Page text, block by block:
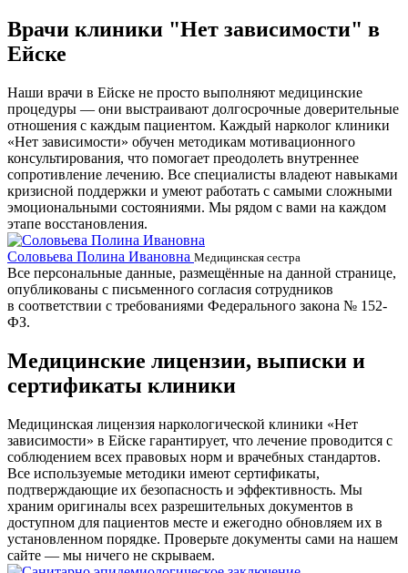
Врачи клиники "Нет зависимости" в
Ейске
Наши врачи в Ейске не просто выполняют медицинские
процедуры — они выстраивают долгосрочные доверительные
отношения с каждым пациентом. Каждый нарколог клиники
«Нет зависимости» обучен методикам мотивационного
консультирования, что помогает преодолеть внутреннее
сопротивление лечению. Все специалисты владеют навыками
кризисной поддержки и умеют работать с самыми сложными
эмоциональными состояниями. Мы рядом с вами на каждом
этапе восстановления.
Соловьева Полина Ивановна Медицинская сестра
Все персональные данные, размещённые на данной странице,
опубликованы с письменного согласия сотрудников
в соответствии с требованиями Федерального закона № 152-
ФЗ.
Медицинские лицензии, выписки и
сертификаты клиники
Медицинская лицензия наркологической клиники «Нет
зависимости» в Ейске гарантирует, что лечение проводится с
соблюдением всех правовых норм и врачебных стандартов.
Все используемые методики имеют сертификаты,
подтверждающие их безопасность и эффективность. Мы
храним оригиналы всех разрешительных документов в
доступном для пациентов месте и ежегодно обновляем их в
установленном порядке. Проверьте документы сами на нашем
сайте — мы ничего не скрываем.